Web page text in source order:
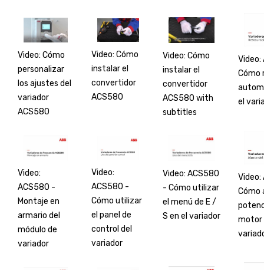
Video: Cómo
personalizar
los ajustes del
variador
ACS580
Video: Cómo
instalar el
convertidor
ACS580
Video: Cómo
instalar el
convertidor
ACS580 with
subtitles
Video:
Cómo
el
Video:
ACS580 -
Montaje en
armario del
módulo de
variador
Video:
ACS580 -
Cómo utilizar
el panel de
control del
variador
Video: ACS580
- Cómo utilizar
el menú de E /
S en el variador
Video:
Cómo
motor